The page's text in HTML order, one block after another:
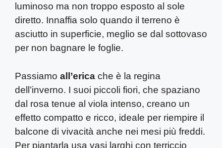
luminoso ma non troppo esposto al sole
diretto. Innaffia solo quando il terreno è
asciutto in superficie, meglio se dal sottovaso
per non bagnare le foglie.
Passiamo all’erica che è la regina
dell’inverno. I suoi piccoli fiori, che spaziano
dal rosa tenue al viola intenso, creano un
effetto compatto e ricco, ideale per riempire il
balcone di vivacità anche nei mesi più freddi.
Per piantarla usa vasi larghi con terriccio